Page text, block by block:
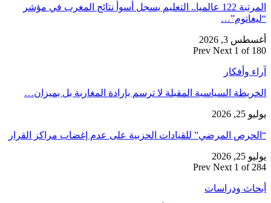
المرتبة 122 عالميا.. التعليم يسجل أسوأ نتائج المغرب في مؤشر
“ليغاتوم”…
أغسطس 3, 2026
Prev Next 1 of 180
آراء وأفكار
الخريطة السياسية المقبلة لا ترسم بإرادة المغاربة بل بميزان…
يوليو 25, 2026
“الحرص المرضي” للقيادات الحزبية على عدم إغضاب مراكز القرار
يوليو 25, 2026
Prev Next 1 of 284
أبحاث ودراسات